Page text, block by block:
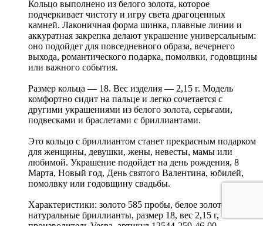
Кольцо выполнено из белого золота, которое
подчеркивает чистоту и игру света драгоценных
камней. Лаконичная форма шинка, плавные линии и
аккуратная закрепка делают украшение универсальным:
оно подойдет для повседневного образа, вечернего
выхода, романтического подарка, помолвки, годовщины
или важного события.
Размер кольца — 18. Вес изделия — 2,15 г. Модель
комфортно сидит на пальце и легко сочетается с
другими украшениями из белого золота, серьгами,
подвесками и браслетами с бриллиантами.
Это кольцо с бриллиантом станет прекрасным подарком
для женщины, девушки, жены, невесты, мамы или
любимой. Украшение подойдет на день рождения, 8
Марта, Новый год, День святого Валентина, юбилей,
помолвку или годовщину свадьбы.
Характеристики: золото 585 пробы, белое золото,
натуральные бриллианты, размер 18, вес 2,15 г,